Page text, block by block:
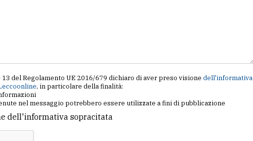
del Regolamento UE 2016/679 dichiaro di aver preso visione dell'informativa
, in particolare della finalità:
nel messaggio potrebbero essere utilizzate a fini di pubblicazione
dell'informativa sopracitata